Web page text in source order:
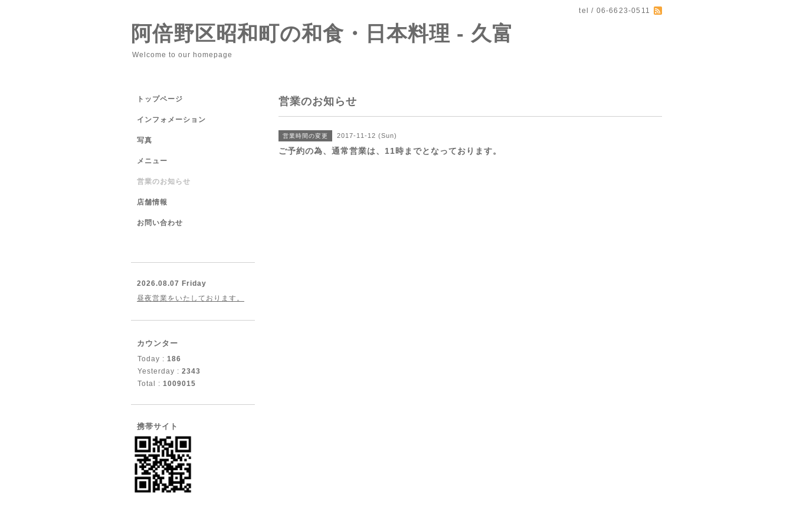
tel / 06-6623-0511
阿倍野区昭和町の和食・日本料理 - 久富
Welcome to our homepage
営業のお知らせ
営業時間の変更 2017-11-12 (Sun)
ご予約の為、通常営業は、11時までとなっております。
トップページ
インフォメーション
写真
メニュー
営業のお知らせ
店舗情報
お問い合わせ
2026.08.07 Friday
昼夜営業をいたしております。
カウンター
Today : 186
Yesterday : 2343
Total : 1009015
携帯サイト